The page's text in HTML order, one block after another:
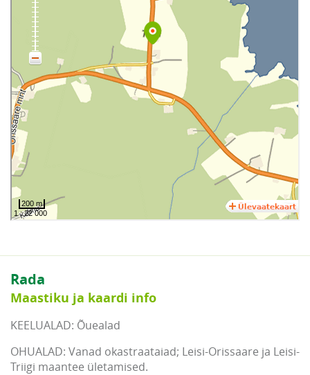
Rada
Maastiku ja kaardi info
KEELUALAD: Õuealad
OHUALAD: Vanad okastraataiad; Leisi-Orissaare ja Leisi-
Triigi maantee ületamised.